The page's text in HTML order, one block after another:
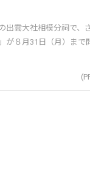
出雲大社相模分祠で、
が８月31日（月）まで